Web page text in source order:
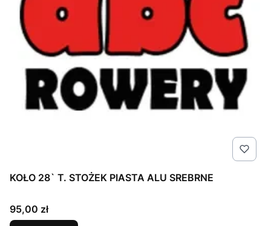
KOŁO 28` T. STOŻEK PIASTA ALU SREBRNE
Cena
95,00 zł